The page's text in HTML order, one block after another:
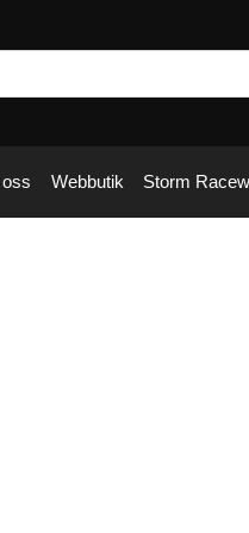
Webbutik Storm